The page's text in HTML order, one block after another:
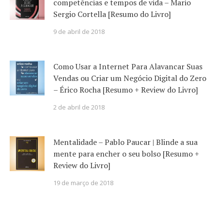
competências e tempos de vida – Mario
Sergio Cortella [Resumo do Livro]
9 de abril de 2018
Como Usar a Internet Para Alavancar Suas
Vendas ou Criar um Negócio Digital do Zero
– Érico Rocha [Resumo + Review do Livro]
2 de abril de 2018
Mentalidade – Pablo Paucar | Blinde a sua
mente para encher o seu bolso [Resumo +
Review do Livro]
19 de março de 2018